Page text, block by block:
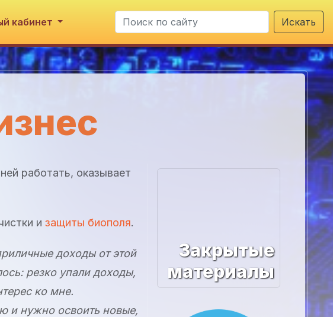
кабинет Искать
работать, оказывает
и защиты биополя.
доходы от этой
резко упали доходы,
ко мне.
и нужно освоить новые,
Закрытые
материалы